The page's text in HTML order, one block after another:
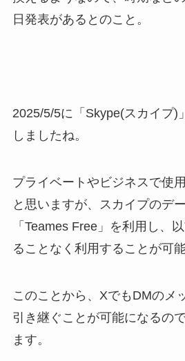
日発表があるとのこと。
2025/5/5に「Skype(スカイプ)
しましたね。
プライベートやビジネスで使
と思いますが、スカイプのデ
「Teames Free」を利用し、
ることなく利用することが可能
このことから、XでもDMのメ
引き継ぐことが可能になるの
ます。